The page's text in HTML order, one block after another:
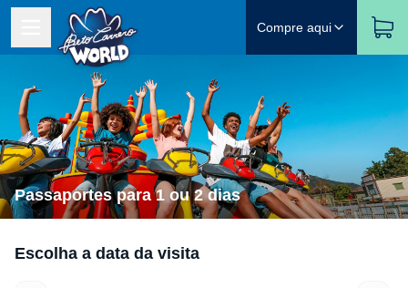
Compre aqui
Passaportes para 1 ou 2 dias
Escolha a data da visita